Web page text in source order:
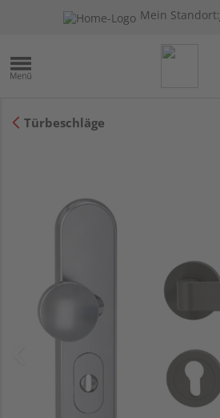
Mein Standort:
Türbeschläge